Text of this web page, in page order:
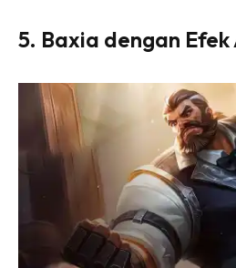
5. Baxia dengan Efek